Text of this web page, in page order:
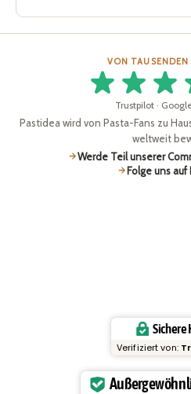
VON
Trustpilot ·
Pastidea wird von Pasta-Fans zu
weltweit
Werde Teil unserer
Folge uns auf
Sichere
Verifiziert von: